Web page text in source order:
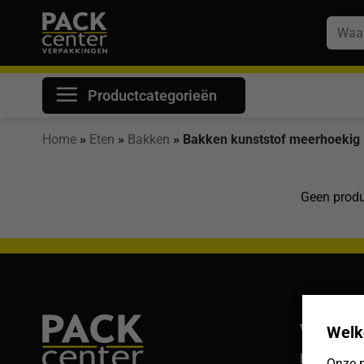
Zoeken
naar:
Productcategorieën
Home » Eten » Bakken » Bakken kunststof meerhoekig
Geen